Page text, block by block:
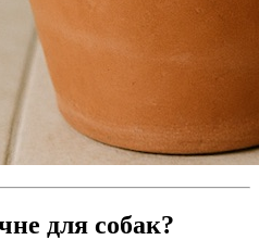
для собак?